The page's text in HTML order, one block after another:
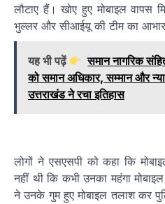
लौटाए हैं। खोए हुए मोबाइल वापस
भुल्लर और सीआईयू की टीम का आभार
यह भी पढ़ें
समान नागरिक
को समान अधिकार, सम्मान और
उत्तराखंड ने रचा इतिहास
लोगों ने एसएसपी को कहा कि
नहीं थी कि कभी उनका महंगा
ने उनके गुम हुए मोबाइल तलाश कर